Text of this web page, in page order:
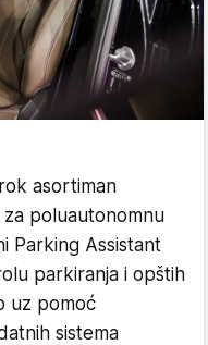
asortiman
poluautonomnu
Parking Assistant
parkiranja i opštih
uz pomoć
sistema